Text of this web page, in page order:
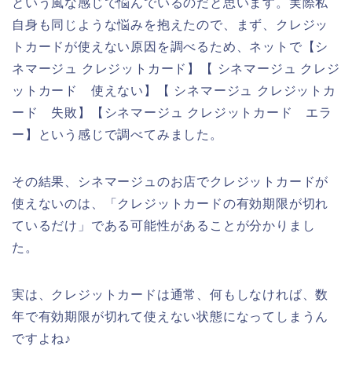
自身も同じような悩みを抱えたので、まず、クレジッ
トカードが使えない原因を調べるため、ネットで【シ
ネマージュ クレジットカード】【 シネマージュ クレジ
ットカード 使えない】【 シネマージュ クレジットカ
ード 失敗】【シネマージュ クレジットカード エラ
ー】という感じで調べてみました。
その結果、シネマージュのお店でクレジットカードが
使えないのは、「クレジットカードの有効期限が切れ
ているだけ」である可能性があることが分かりまし
た。
実は、クレジットカードは通常、何もしなければ、数
年で有効期限が切れて使えない状態になってしまうん
ですよね♪